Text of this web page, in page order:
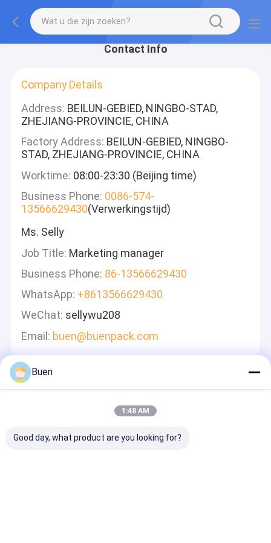
Contact Info
Company Details
Address: BEILUN-GEBIED, NINGBO-STAD,
ZHEJIANG-PROVINCIE, CHINA
Factory Address: BEILUN-GEBIED, NINGBO-
STAD, ZHEJIANG-PROVINCIE, CHINA
Worktime: 08:00-23:30 (Beijing time)
Business Phone: 0086-574-
13566629430(Verwerkingstijd)
Ms. Selly
Job Title: Marketing manager
Business Phone: 86-13566629430
WhatsApp: +8613566629430
WeChat: sellywu208
Email: buen@buenpack.com
Laat Een Bericht Achter
Buen
1:48 AM
Good day, what product are you looking for?